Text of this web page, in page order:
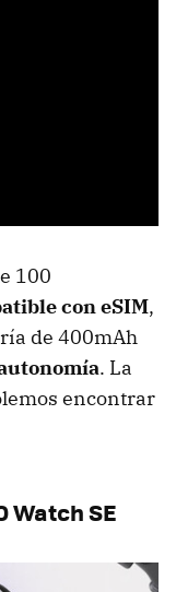
100
con eSIM,
de 400mAh
. La
encontrar
Watch SE